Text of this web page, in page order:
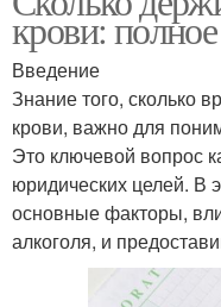
крови:
Введение
Знание того, сколько
крови, важно для
Это ключевой вопрос
юридических целей. В
основные факторы,
алкоголя, и